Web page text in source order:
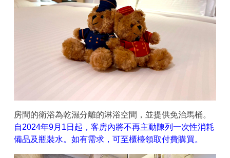
房間的衛浴為乾濕分離的淋浴空間，並提供免治馬桶。
自2024年9月1日起，客房內將不再主動陳列一次性消耗
備品及瓶裝水。如有需求，可至櫃檯領取付費購買。